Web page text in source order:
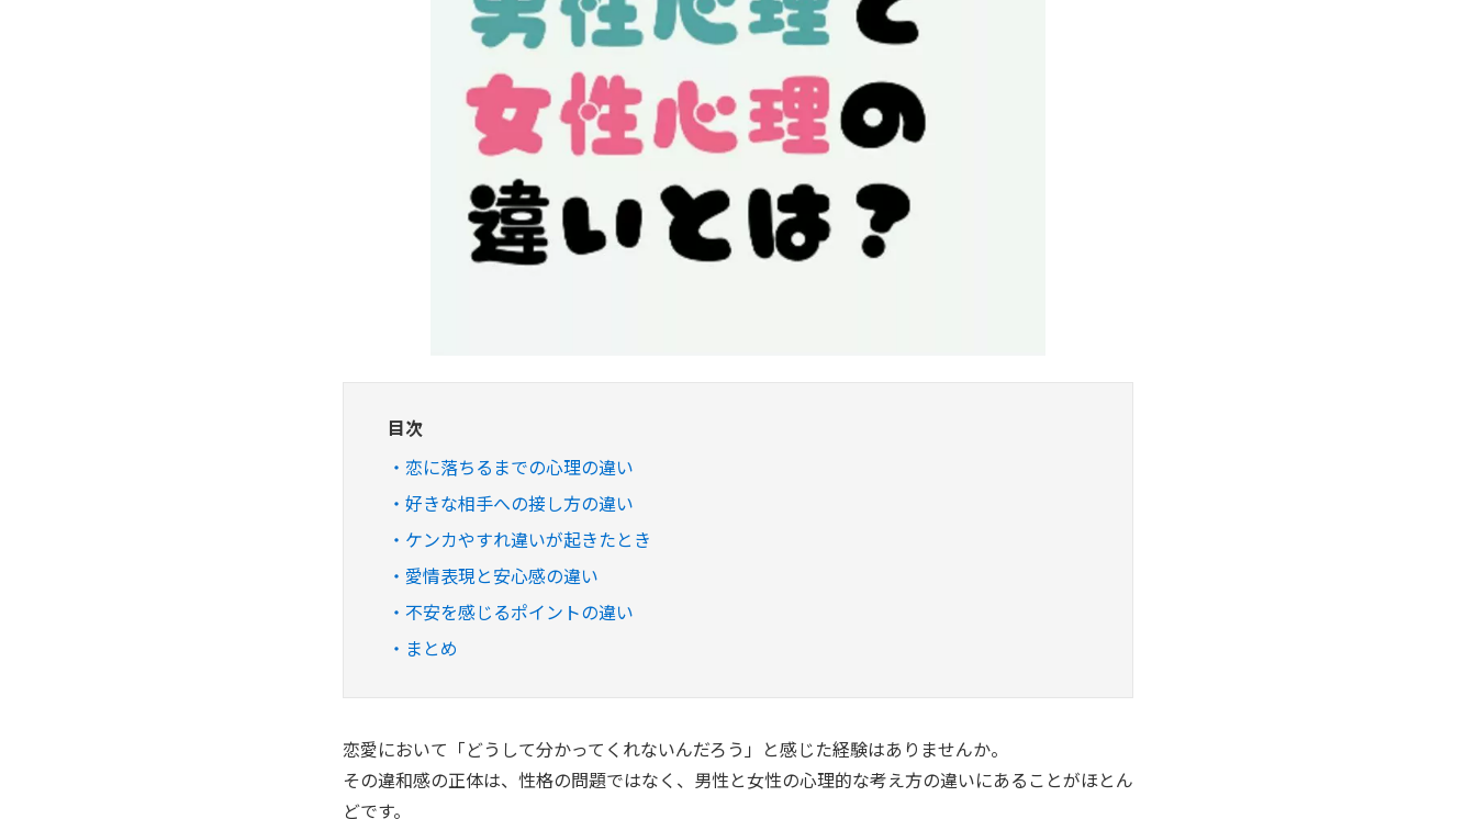
目次
恋に落ちるまでの心理の違い
好きな相手への接し方の違い
ケンカやすれ違いが起きたとき
愛情表現と安心感の違い
不安を感じるポイントの違い
まとめ
恋愛において「どうして分かってくれないんだろう」と感じた経験はありませんか。
その違和感の正体は、性格の問題ではなく、男性と女性の心理的な考え方の違いにあることがほとん
どです。